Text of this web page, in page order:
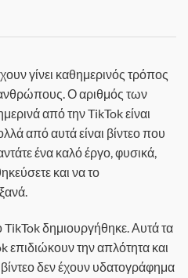
γίνει καθημερινός τρόπος
Ο αριθμός των
από την TikTok είναι
από αυτά είναι βίντεο που
ένα καλό έργο, φυσικά,
και να το
δημιουργήθηκε. Αυτά τα
επιδιώκουν την απλότητα και
δεν έχουν υδατογράφημα